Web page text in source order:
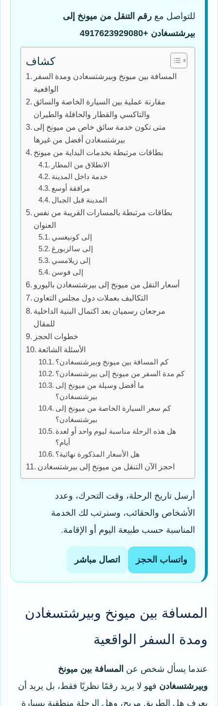
للتواصل مع رقم التنقل من ميونخ إلى
بيرشتسغادن +4917623929080
كشاف
المسافة بين ميونخ وبيرشتسغادن ومدة السفر
الواقعية
مقارنة عملية بين السيارة الخاصة والسائق
والتاكسي والقطار والحافلة والطيران
متى تكون خدمة سائق خاص من ميونخ إلى
بيرشتسغادن أفضل من غيرها
بطاقات مرتبطة بخدمات البداية من ميونخ
الانطلاق من المطار
خدمة داخل المدينة
مرافقة أوسع
المدينة قبل الجبال
بطاقات مرتبطة بالمسارات القريبة من نفس
العنوان
إلى كونيغسي
إلى سالزبورغ
إلى زيلامسي
إلى فوسن
أسعار النقل من ميونخ إلى بيرشتسغادن باليورو
التكاليف بعملات دول مجلس التعاون
مرجعان رسميان بعد اكتمال البنية الداخلية
للمقال
خطوات الحجز
الأسئلة الشائعة
كم المسافة بين ميونخ وبيرشتسغادن؟
كم مدة السفر من ميونخ إلى بيرشتسغادن؟
ما أفضل وسيلة من ميونخ إلى
بيرشتسغادن؟
كم سعر السيارة الخاصة من ميونخ إلى
بيرشتسغادن؟
هل هذه الرحلة مناسبة ليوم واحد أو لعدة
أيام؟
هل الأسعار المذكورة نهائية؟
احجز الآن التنقل من ميونخ إلى بيرشتسغادن
أرسل تاريخ الرحلة، وقت التحرك، وعدد
الأشخاص والحقائب، وسنرتب لك الخدمة
المناسبة حسب طبيعة اليوم أو الإقامة.
واتساب الحجز اتصال مباشر
المسافة بين ميونخ وبيرشتسغادن
ومدة السفر الواقعية
عندما يسأل شخص عن المسافة بين ميونخ
وبيرشتسغادن فهو لا يريد رقمًا نظريًا فقط، بل يريد أن
يعرف هل الطريق مريح، وهل الرحلة منطقية بسيارة